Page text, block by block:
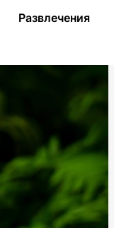
Развлечения